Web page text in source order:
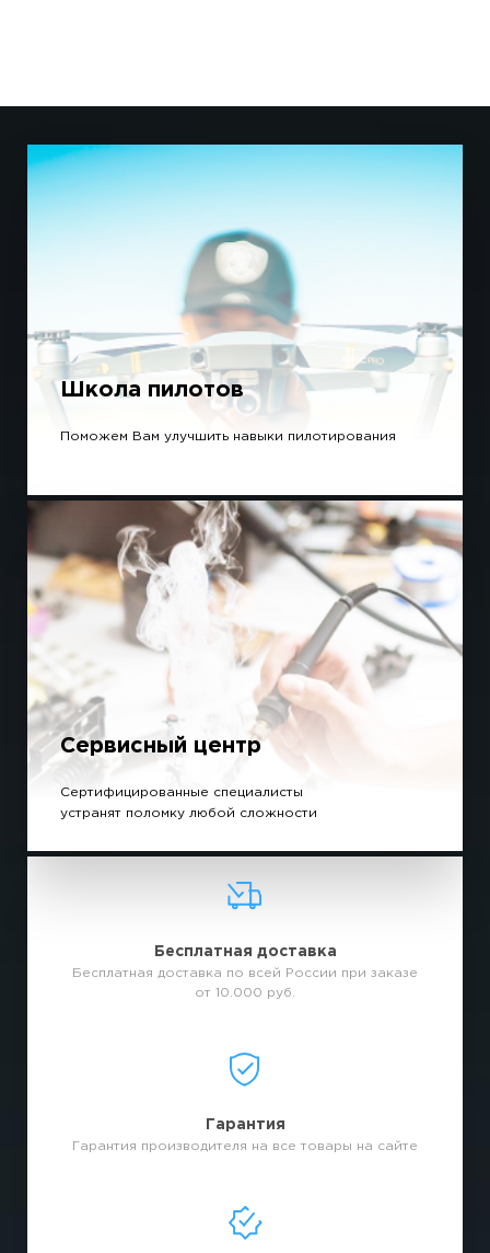
Школа пилотов
Поможем Вам улучшить навыки пилотирования
Сервисный центр
Сертифицированные специалисты
устранят поломку любой сложности
Бесплатная доставка
Бесплатная доставка по всей России при заказе
от 10.000 руб.
Гарантия
Гарантия производителя на все товары на сайте